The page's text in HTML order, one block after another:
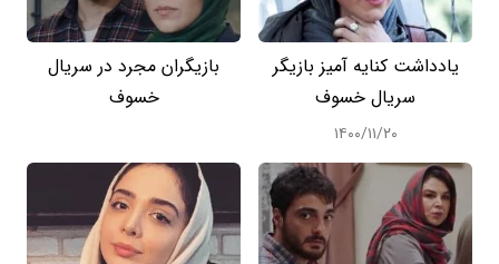
یادداشت کنایه آمیز بازیگر
سریال خسوف
۱۴۰۰/۱۱/۲۰
بازیگران مجرد در سریال
خسوف